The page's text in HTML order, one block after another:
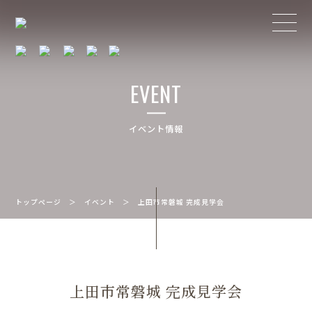
EVENT
イベント情報
トップページ ＞ イベント ＞上田市常磐城 完成見学会
上田市常磐城 完成見学会